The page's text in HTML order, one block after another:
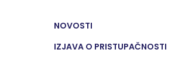
NOVOSTI
IZJAVA O PRISTUPAČNOSTI